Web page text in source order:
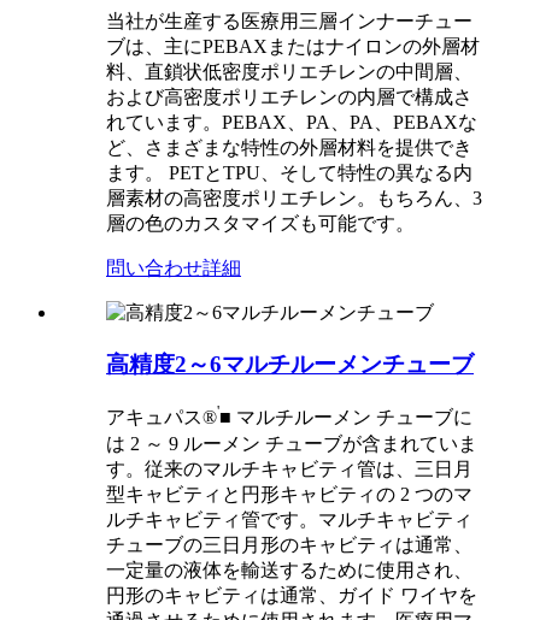
当社が生産する医療用三層インナーチュー
ブは、主にPEBAXまたはナイロンの外層材
料、直鎖状低密度ポリエチレンの中間層、
および高密度ポリエチレンの内層で構成さ
れています。PEBAX、PA、PA、PEBAXな
ど、さまざまな特性の外層材料を提供でき
ます。 PETとTPU、そして特性の異なる内
層素材の高密度ポリエチレン。もちろん、3
層の色のカスタマイズも可能です。
問い合わせ詳細
高精度2～6マルチルーメンチューブ
アキュパス®'■ マルチルーメン チューブに
は 2 ～ 9 ルーメン チューブが含まれていま
す。従来のマルチキャビティ管は、三日月
型キャビティと円形キャビティの 2 つのマ
ルチキャビティ管です。マルチキャビティ
チューブの三日月形のキャビティは通常、
一定量の液体を輸送するために使用され、
円形のキャビティは通常、ガイド ワイヤを